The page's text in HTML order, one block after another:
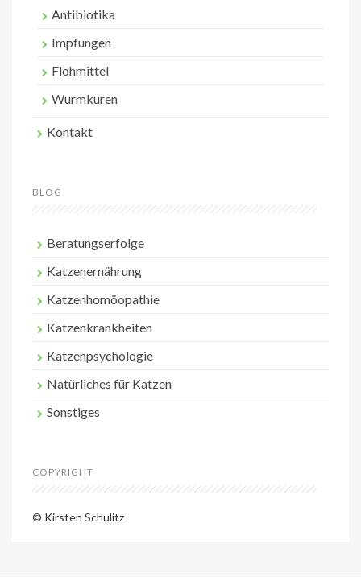
Antibiotika
Impfungen
Flohmittel
Wurmkuren
Kontakt
BLOG
Beratungserfolge
Katzenernährung
Katzenhomöopathie
Katzenkrankheiten
Katzenpsychologie
Natürliches für Katzen
Sonstiges
COPYRIGHT
© Kirsten Schulitz